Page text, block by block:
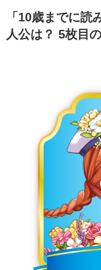
「10歳までに読
人公は？ 5枚目